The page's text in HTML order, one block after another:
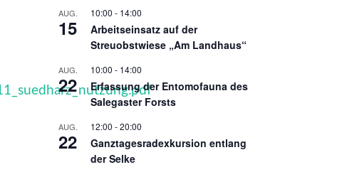
AUG.
15
10:00 - 14:00
Arbeitseinsatz auf der
Streuobstwiese „Am Landhaus“
AUG.
22
10:00 - 14:00
Erfassung der Entomofauna des
Salegaster Forsts
AUG.
22
12:00 -20:00
Ganztagesradexkursion entlang
der Selke